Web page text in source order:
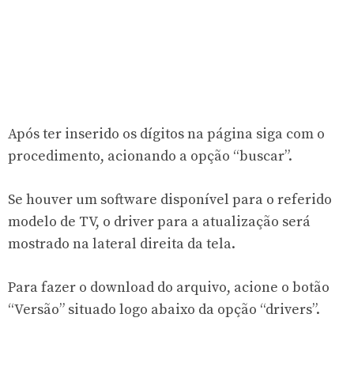
Após ter inserido os dígitos na página siga com o
procedimento, acionando a opção “buscar”.
Se houver um software disponível para o referido
modelo de TV, o driver para a atualização será
mostrado na lateral direita da tela.
Para fazer o download do arquivo, acione o botão
“Versão” situado logo abaixo da opção “drivers”.